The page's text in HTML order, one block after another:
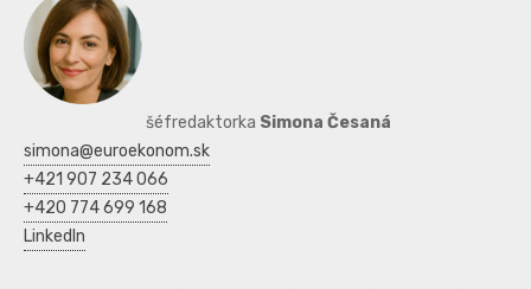
šéfredaktorka Simona Česaná
simona@euroekonom.sk
+421 907 234 066
+420 774 699 168
LinkedIn